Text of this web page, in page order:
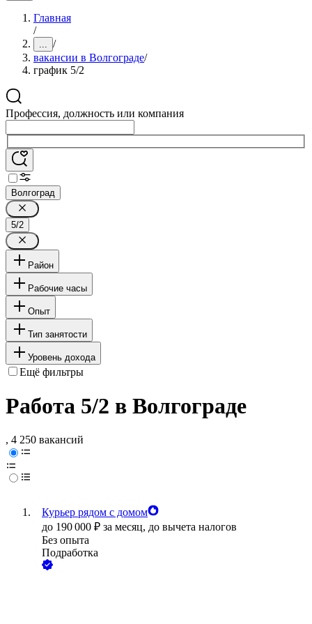
Главная
/
... /
вакансии в Волгограде/
график 5/2
Профессия, должность или компания
Волгоград
5/2
Район
Рабочие часы
Опыт
Тип занятости
Уровень дохода
Ещё фильтры
Работа 5/2 в Волгограде
, 4 250 вакансий
Курьер рядом с домом
до 190 000 ₽ за месяц, до вычета налогов
Без опыта
Подработка